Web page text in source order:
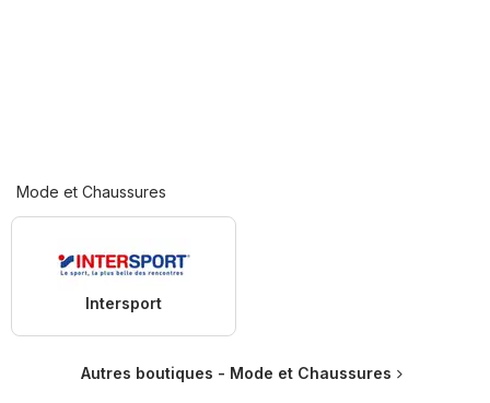
Mode et Chaussures
Intersport
Autres boutiques - Mode et Chaussures